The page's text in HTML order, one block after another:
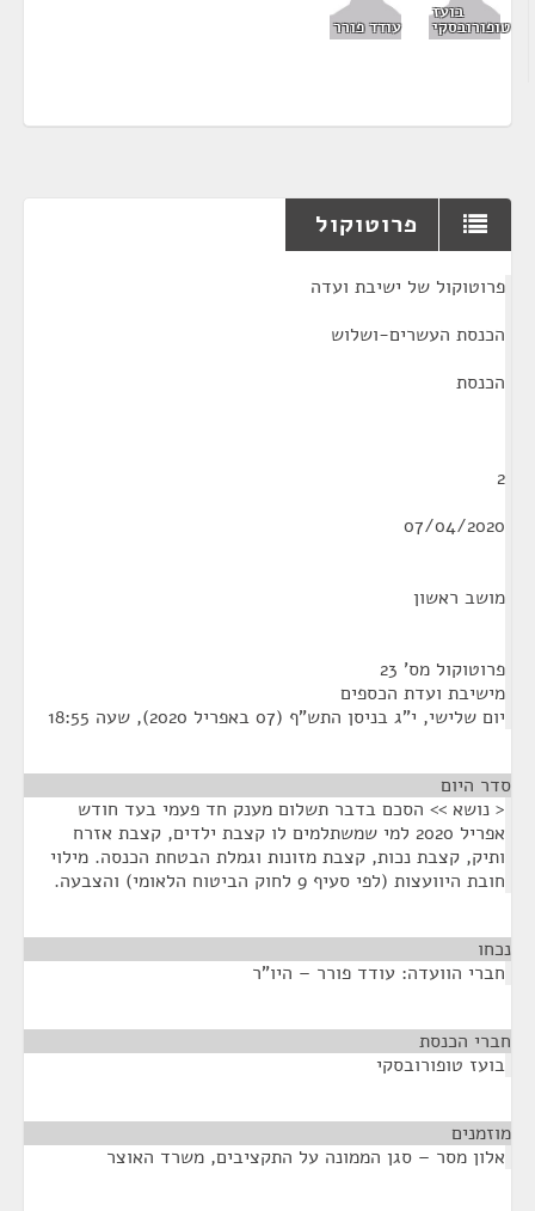
בועז
טופורובסקי עודד פורר
פרוטוקול
פרוטוקול של ישיבת ועדה
הכנסת העשרים-ושלוש
הכנסת
2
07/04/2020
מושב ראשון
פרוטוקול מס' 23
מישיבת ועדת הכספים
יום שלישי, י"ג בניסן התש"ף (07 באפריל 2020), שעה 18:55
סדר היום
< נושא >> הסכם בדבר תשלום מענק חד פעמי בעד חודש
אפריל 2020 למי שמשתלמים לו קצבת ילדים, קצבת אזרח
ותיק, קצבת נכות, קצבת מזונות וגמלת הבטחת הכנסה. מילוי
חובת היוועצות (לפי סעיף 9 לחוק הביטוח הלאומי) והצבעה.
נכחו
חברי הוועדה: עודד פורר – היו"ר
חברי הכנסת
בועז טופורובסקי
מוזמנים
אלון מסר – סגן הממונה על התקציבים, משרד האוצר